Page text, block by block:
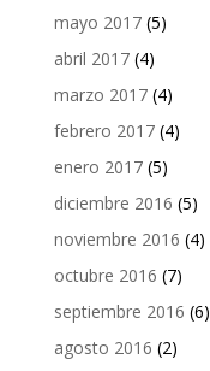
mayo 2017(5)
abril 2017(4)
marzo 2017(4)
febrero 2017(4)
enero 2017(5)
diciembre 2016 (5)
noviembre 2016 (4)
octubre 2016 (7)
septiembre 2016 (6)
agosto 2016 (2)